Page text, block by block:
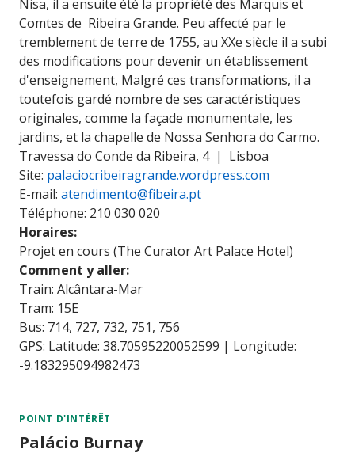
Nisa, il a ensuite été la propriété des Marquis et
Comtes de Ribeira Grande. Peu affecté par le
tremblement de terre de 1755, au XXe siècle il a subi
des modifications pour devenir un établissement
d'enseignement, Malgré ces transformations, il a
toutefois gardé nombre de ses caractéristiques
originales, comme la façade monumentale, les
jardins, et la chapelle de Nossa Senhora do Carmo.
Travessa do Conde da Ribeira, 4 | Lisboa
Site: palaciocribeiragrande.wordpress.com
E-mail: atendimento@fibeira.pt
Téléphone: 210 030 020
Horaires:
Projet en cours (The Curator Art Palace Hotel)
Comment y aller:
Train: Alcântara-Mar
Tram: 15E
Bus: 714, 727, 732, 751, 756
GPS: Latitude: 38.70595220052599 | Longitude:
-9.183295094982473
POINT D'INTÉRÊT
Palácio Burnay